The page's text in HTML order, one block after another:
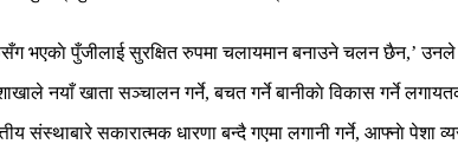
भएकाे पुँजीलाई सुरक्षित रुपमा चलायमान बनाउने चलन छैन,’
नयाँ खाता सञ्चालन गर्ने, बचत गर्ने बानीकाे विकास गर्ने
संस्थाबारे सकारात्मक धारणा बन्दै गएमा लगानी गर्ने, आफ्नाे पेशा